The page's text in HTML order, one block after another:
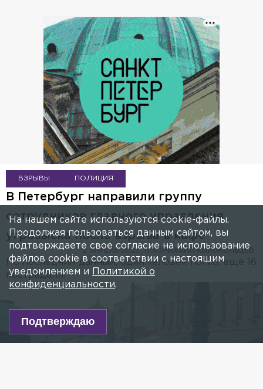
ВЗРЫВЫ ПОЛИЦИЯ
В Петербург направили группу
сотрудников главного управления
угрозыска после взрыва в кафе
МИХАИЛ КОЛОКОЛЬЦЕВ
2 АПРЕЛЯ 2023, 17:03
По последним данным, один человек погиб, ещё 16
пострадали.
На нашем сайте используются cookie-файлы.
Продолжая пользоваться данным сайтом, вы
подтверждаете свое согласие на использование
файлов cookie в соответствии с настоящим
уведомлением и
Политикой о
конфиденциальности.
Подтверждаю